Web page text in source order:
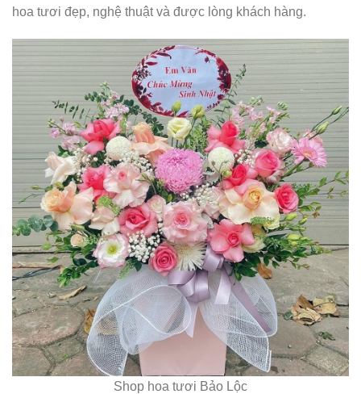
hoa tươi đẹp, nghệ thuật và được lòng khách hàng.
Shop hoa tươi Bảo Lộc